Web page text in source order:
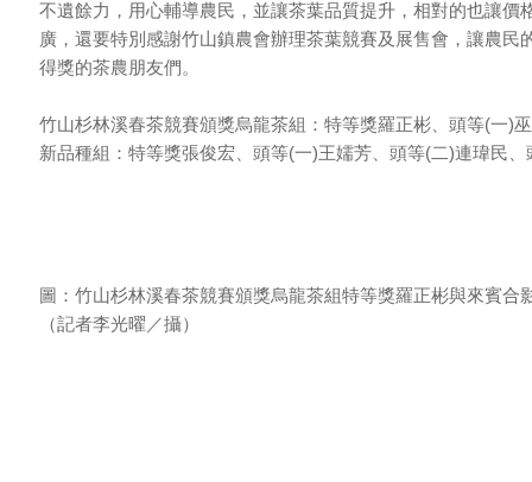
不遺餘力，用心輔導農民，並讓茶葉品質提升，相對的也讓價
廣，還要特別感謝竹山鎮農會辦理茶葉競賽及展售會，讓農
得獎的茶農朋友們。
竹山杉林溪春茶競賽頒獎烏龍茶組：特等獎羅正彬、頭等(一)
新品種組：特等獎張俊宏、頭等(一)王嬬芳、頭等(二)連瑋民
圖：竹山杉林溪春茶競賽頒獎烏龍茶組特等獎羅正彬與來賓合
（記者李光曜／攝）